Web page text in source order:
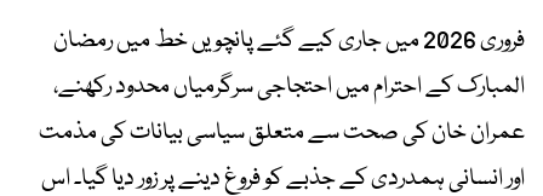
فروری 2026 میں جاری کیے گئے پانچویں خط میں رمضان
المبارک کے احترام میں احتجاجی سرگرمیاں محدود رکھنے،
عمران خان کی صحت سے متعلق سیاسی بیانات کی مذمت
اور انسانی ہمدردی کے جذبے کو فروغ دینے پر زور دیا گیا۔ اس